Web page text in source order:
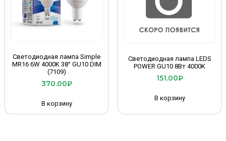
Светодиодная лампа Simple
MR16 6W 4000K 38° GU10 DIM
(7109)
370.00₽
В корзину
Светодиодная лампа LEDS
POWER GU10 8Вт 4000K
151.00₽
В корзину